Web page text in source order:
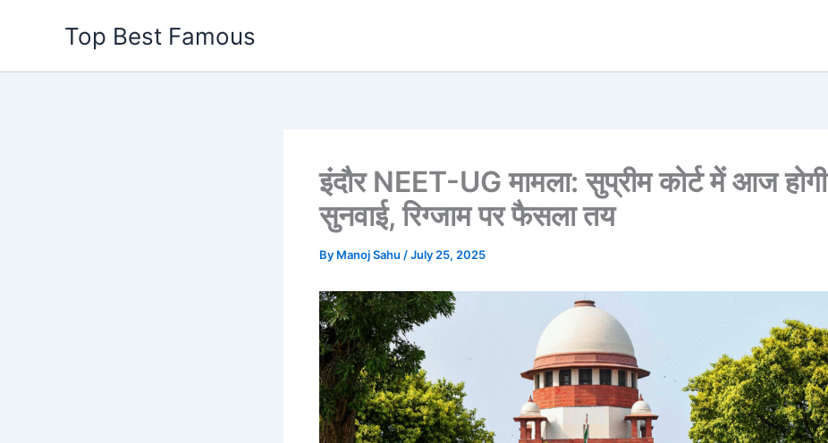
Top Best Famous
इंदौर NEET-UG मामला: सुप्रीम कोर्ट में आज होगी
सुनवाई, रिग्जाम पर फैसला तय
By Manoj Sahu /July 25, 2025